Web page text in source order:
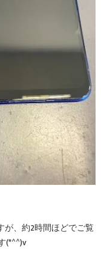
が、約2時間ほどでご覧
(*^^)v